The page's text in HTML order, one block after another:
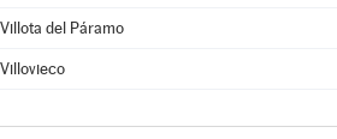
Villota del Páramo
Villovieco